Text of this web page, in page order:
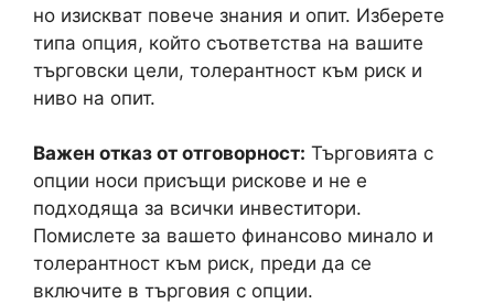
но изискват повече знания и опит. Изберете
типа опция, който съответства на вашите
търговски цели, толерантност към риск и
ниво на опит.
Важен отказ от отговорност: Търговията с
опции носи присъщи рискове и не е
подходяща за всички инвеститори.
Помислете за вашето финансово минало и
толерантност към риск, преди да се
включите в търговия с опции.